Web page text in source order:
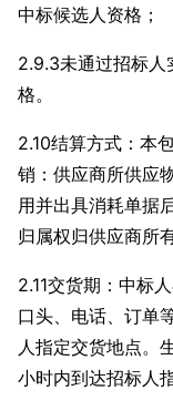
中标候选人资格；
2.9.3未通过招标人
格。
2.10结算方式：本
销：供应商所供应
用并出具消耗单据
归属权归供应商所有
2.11交货期：中标
口头、电话、订单
人指定交货地点。
小时内到达招标人